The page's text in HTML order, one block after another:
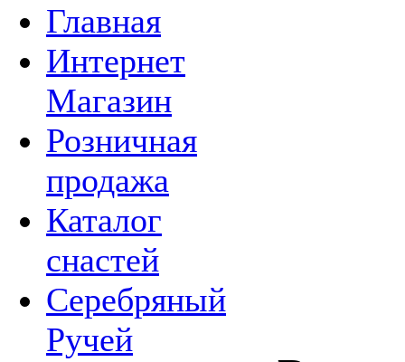
Главная
Интернет
Магазин
Розничная
продажа
Каталог
снастей
Серебряный
Ручей